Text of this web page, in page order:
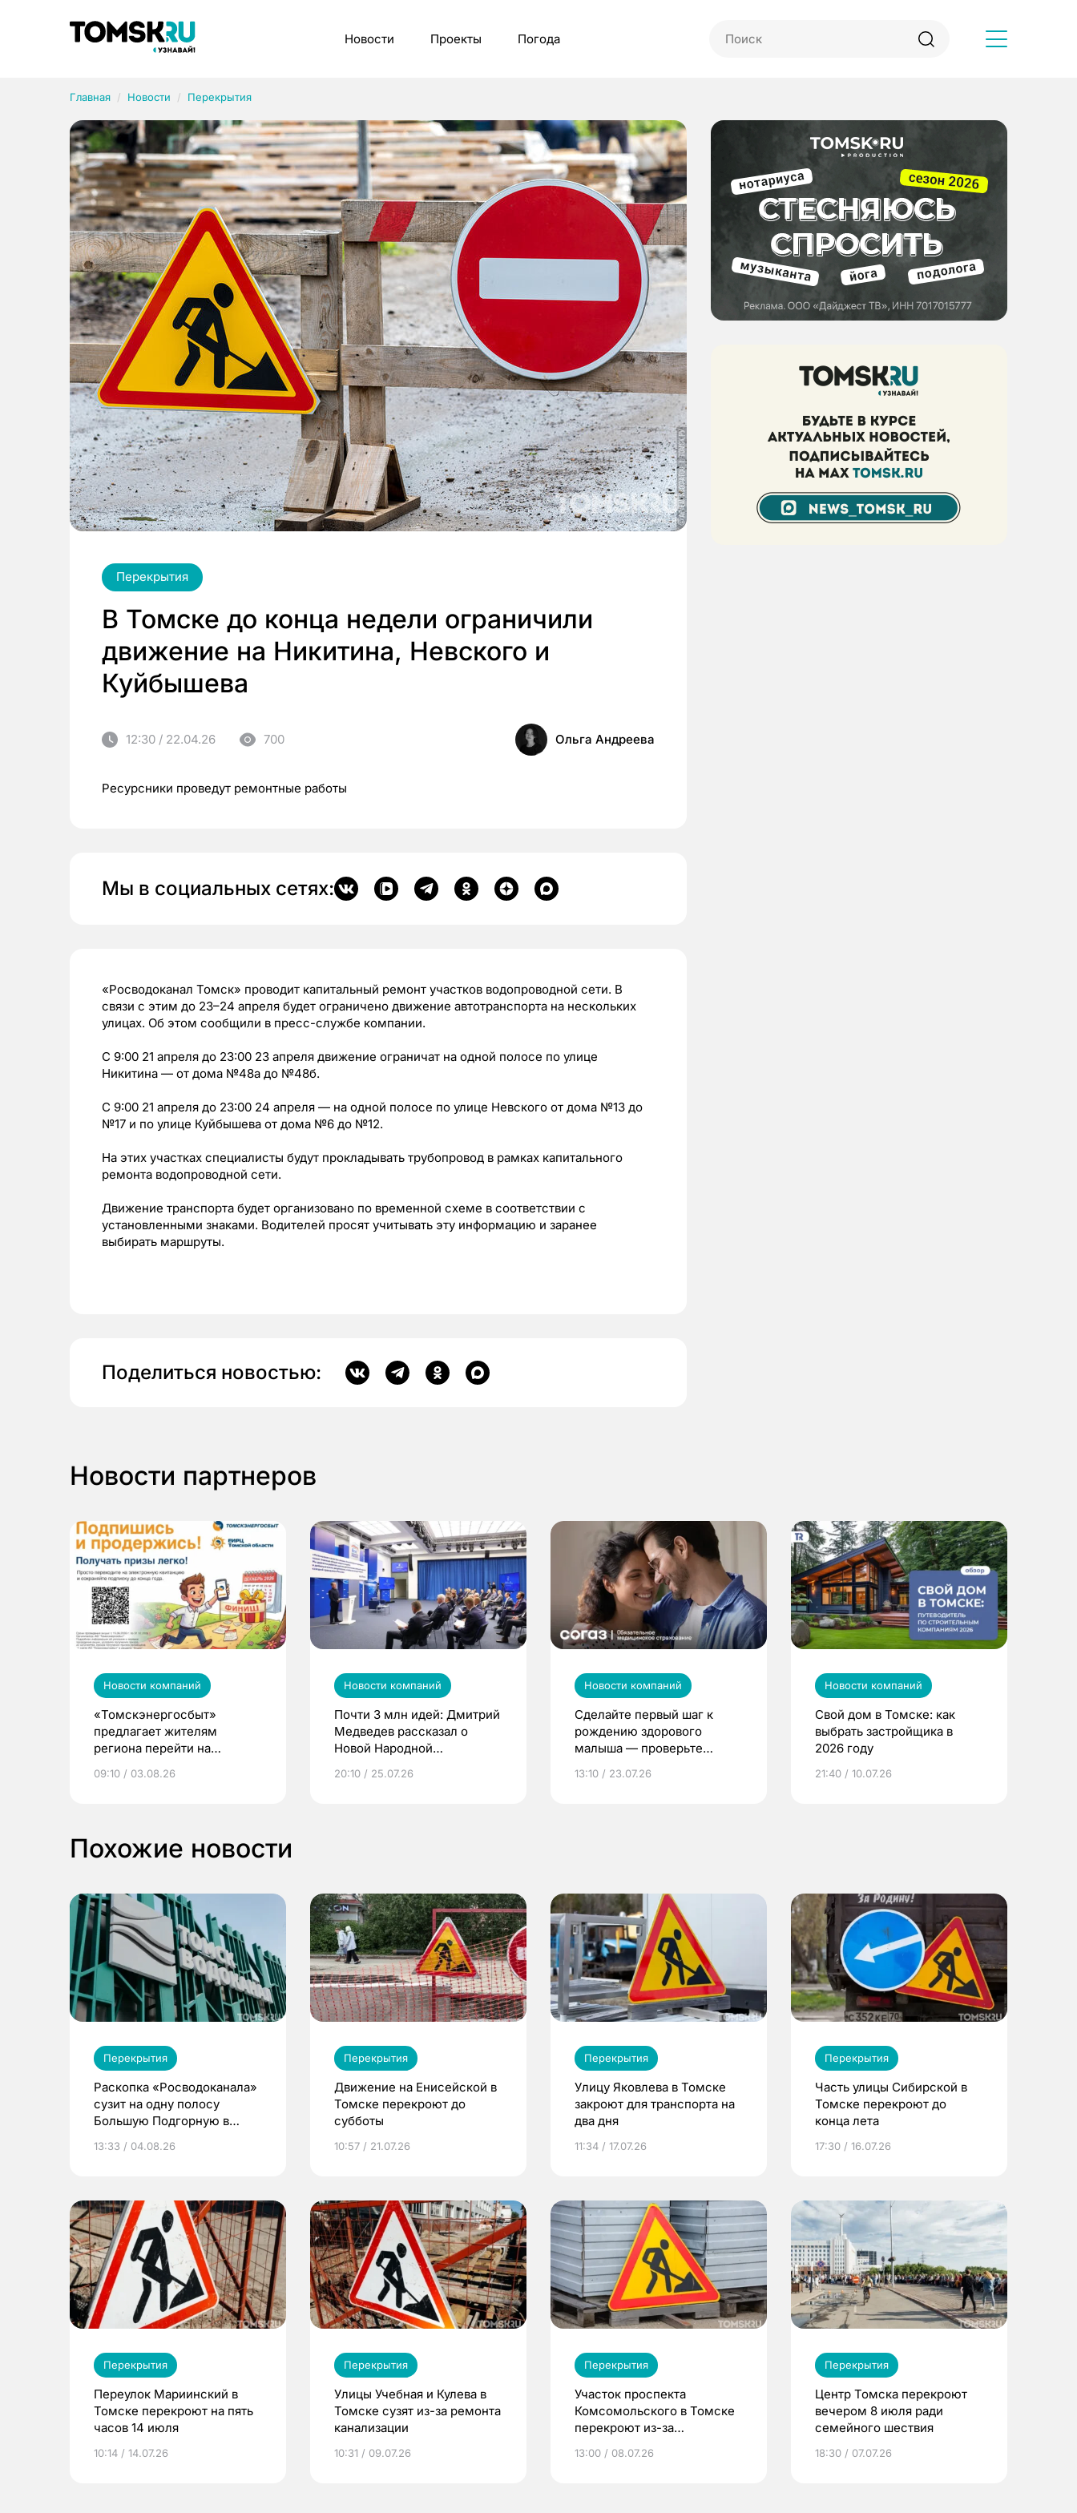
Новости Проекты Погода
Главная Новости Перекрытия
Перекрытия
В Томске до конца недели ограничили
движение на Никитина, Невского и
Куйбышева
12:30 / 22.04.26 700 Ольга Андреева
Ресурсники проведут ремонтные работы
Мы в социальных сетях:
«Росводоканал Томск» проводит капитальный ремонт участков водопроводной сети. В
связи с этим до 23–24 апреля будет ограничено движение автотранспорта на нескольких
улицах. Об этом сообщили в пресс-службе компании.
С 9:00 21 апреля до 23:00 23 апреля движение ограничат на одной полосе по улице
Никитина — от дома №48а до №48б.
С 9:00 21 апреля до 23:00 24 апреля — на одной полосе по улице Невского от дома №13 до
№17 и по улице Куйбышева от дома №6 до №12.
На этих участках специалисты будут прокладывать трубопровод в рамках капитального
ремонта водопроводной сети.
Движение транспорта будет организовано по временной схеме в соответствии с
установленными знаками. Водителей просят учитывать эту информацию и заранее
выбирать маршруты.
Поделиться новостью:
Новости партнеров
Новости компаний
«Томскэнергосбыт»
предлагает жителям
региона перейти на
выиграть призы
09:10 / 03.08.26
Новости компаний
Почти 3 млн идей: Дмитрий
Медведев рассказал о
Новой Народной
20:10 / 25.07.26
Новости компаний
Сделайте первый шаг к
рождению здорового
малыша — проверьте
по ОМС!
13:10 / 23.07.26
Новости компаний
Свой дом в Томске: как
выбрать застройщика в
2026 году
21:40 / 10.07.26
Похожие новости
Перекрытия
Раскопка «Росводоканала»
сузит на одну полосу
Большую Подгорную в
13:33 / 04.08.26
Перекрытия
Движение на Енисейской в
Томске перекроют до
субботы
10:57 / 21.07.26
Перекрытия
Улицу Яковлева в Томске
закроют для транспорта на
два дня
11:34 / 17.07.26
Перекрытия
Часть улицы Сибирской в
Томске перекроют до
конца лета
17:30 / 16.07.26
Перекрытия
Переулок Мариинский в
Томске перекроют на пять
часов 14 июля
10:14 / 14.07.26
Перекрытия
Улицы Учебная и Кулева в
Томске сузят из-за ремонта
канализации
10:31 / 09.07.26
Перекрытия
Участок проспекта
Комсомольского в Томске
перекроют из-за
13:00 / 08.07.26
Перекрытия
Центр Томска перекроют
вечером 8 июля ради
семейного шествия
18:30 / 07.07.26
Рубрики